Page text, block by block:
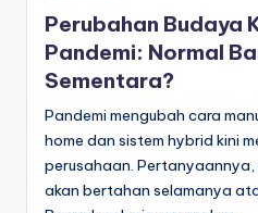
Perubahan Budaya
Pandemi: Normal
Sementara?
Pandemi mengubah cara
home dan sistem hybrid kini
perusahaan.
akan bertahan selamanya